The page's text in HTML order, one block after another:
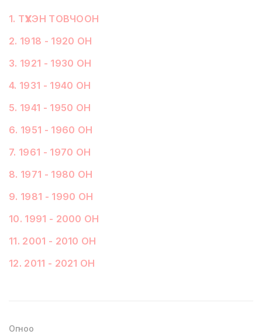
1. ТҮҮХЭН ТОВЧООН
2. 1918 - 1920 ОН
3. 1921 - 1930 ОН
4. 1931 - 1940 ОН
5. 1941 - 1950 ОН
6. 1951 - 1960 ОН
7. 1961 - 1970 ОН
8. 1971 - 1980 ОН
9. 1981 - 1990 ОН
10. 1991 - 2000 ОН
11. 2001 - 2010 ОН
12. 2011 - 2021 ОН
Огноо